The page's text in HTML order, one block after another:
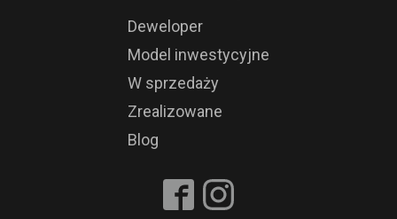
Deweloper
Model inwestycyjne
W sprzedaży
Zrealizowane
Blog